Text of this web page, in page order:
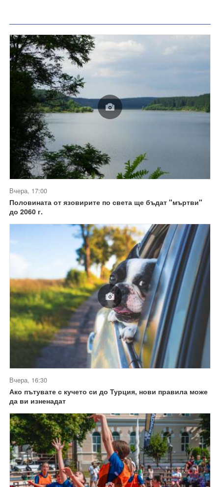
Вчера, 17:00
Половината от язовирите по света ще бъдат "мъртви"
до 2060 г.
Вчера, 16:30
Ако пътувате с кучето си до Турция, нови правила може
да ви изненадат